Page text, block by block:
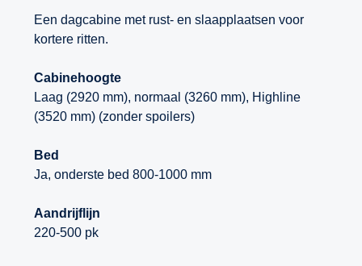
Een dagcabine met rust- en slaapplaatsen voor
kortere ritten.
Cabinehoogte
Laag (2920 mm), normaal (3260 mm), Highline
(3520 mm) (zonder spoilers)
Bed
Ja, onderste bed 800-1000 mm
Aandrijflijn
220-500 pk